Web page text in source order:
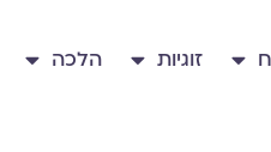
זוגיות הלכה